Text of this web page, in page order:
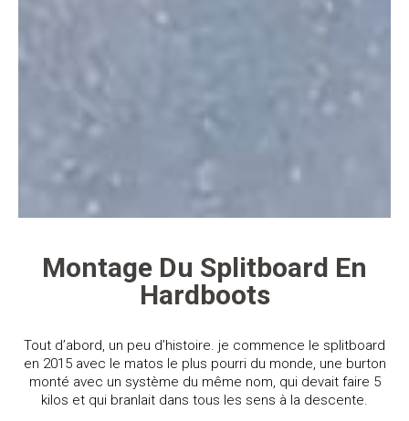
Montage Du Splitboard En
Hardboots
Tout d’abord, un peu d’histoire. je commence le splitboard
en 2015 avec le matos le plus pourri du monde, une burton
monté avec un système du même nom, qui devait faire 5
kilos et qui branlait dans tous les sens à la descente.